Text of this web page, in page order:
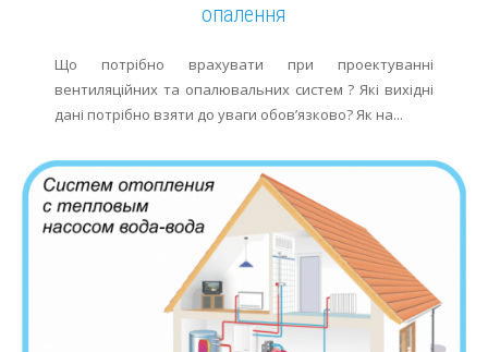
опалення
Що потрібно врахувати при проектуванні
вентиляційних та опалювальних систем ? Які вихідні
дані потрібно взяти до уваги обов’язково? Як на...